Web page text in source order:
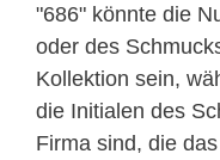
"686" könnte die
oder des
Kollektion sein,
die Initialen des
Firma sind, die